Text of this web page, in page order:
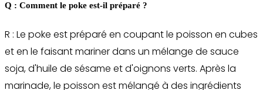
Q : Comment le poke est-il préparé ?
R : Le poke est préparé en coupant le poisson en cubes
et en le faisant mariner dans un mélange de sauce
soja, d'huile de sésame et d'oignons verts. Après la
marinade, le poisson est mélangé à des ingrédients